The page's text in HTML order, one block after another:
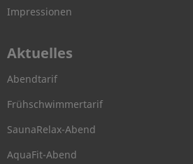
Impressionen
Aktuelles
Abendtarif
Frühschwimmertarif
SaunaRelax-Abend
AquaFit-Abend